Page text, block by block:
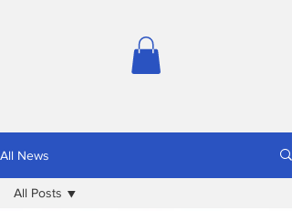
All News
All Posts